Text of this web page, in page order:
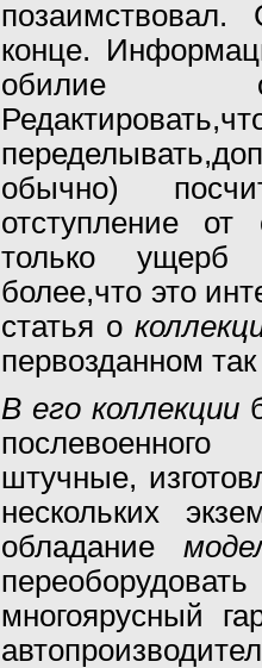
конце.
обилие
обычно)
отступление
только
более,что это
статья о
первозданном
В его коллекции
штучные,
нескольких
обладание
многоярусный